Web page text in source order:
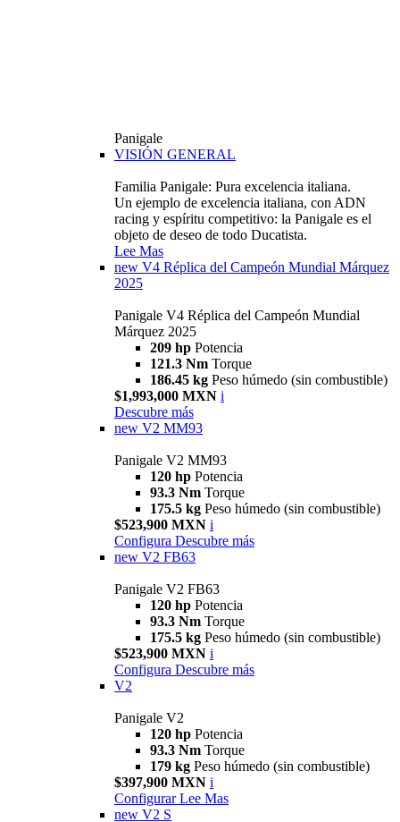
Panigale
VISIÓN GENERAL
Familia Panigale: Pura excelencia italiana.
Un ejemplo de excelencia italiana, con ADN
racing y espíritu competitivo: la Panigale es el
objeto de deseo de todo Ducatista.
Lee Mas
new V4 Réplica del Campeón Mundial Márquez
2025
Panigale V4 Réplica del Campeón Mundial
Márquez 2025
209 hp Potencia
121.3 Nm Torque
186.45 kg Peso húmedo (sin combustible)
$1,993,000 MXN i
Descubre más
new V2 MM93
Panigale V2 MM93
120 hp Potencia
93.3 Nm Torque
175.5 kg Peso húmedo (sin combustible)
$523,900 MXN i
Configura Descubre más
new V2 FB63
Panigale V2 FB63
120 hp Potencia
93.3 Nm Torque
175.5 kg Peso húmedo (sin combustible)
$523,900 MXN i
Configura Descubre más
V2
Panigale V2
120 hp Potencia
93.3 Nm Torque
179 kg Peso húmedo (sin combustible)
$397,900 MXN i
Configurar Lee Mas
new V2 S